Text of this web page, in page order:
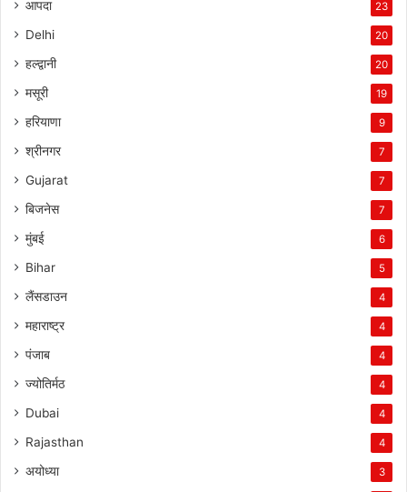
आपदा 23
Delhi 20
हल्द्वानी 20
मसूरी 19
हरियाणा 9
श्रीनगर 7
Gujarat 7
बिजनेस 7
मुंबई 6
Bihar 5
लैंसडाउन 4
महाराष्ट्र 4
पंजाब 4
ज्योतिर्मठ 4
Dubai 4
Rajasthan 4
अयोध्या 3